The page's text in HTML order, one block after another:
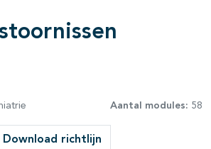
Aantal modules: 58
Download richtlijn